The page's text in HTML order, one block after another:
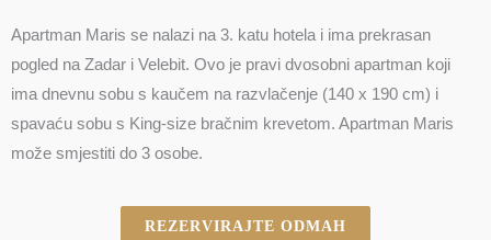
Apartman Maris se nalazi na 3. katu hotela i ima prekrasan
pogled na Zadar i Velebit. Ovo je pravi dvosobni apartman koji
ima dnevnu sobu s kaučem na razvlačenje (140 x 190 cm) i
spavaću sobu s King-size bračnim krevetom. Apartman Maris
može smjestiti do 3 osobe.
REZERVIRAJTE ODMAH